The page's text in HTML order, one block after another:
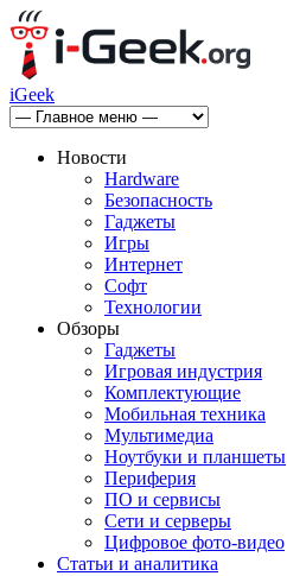
iGeek
Новости
Hardware
Безопасность
Гаджеты
Игры
Интернет
Софт
Технологии
Обзоры
Гаджеты
Игровая индустрия
Комплектующие
Мобильная техника
Мультимедиа
Ноутбуки и планшеты
Периферия
ПО и сервисы
Сети и серверы
Цифровое фото-видео
Статьи и аналитика